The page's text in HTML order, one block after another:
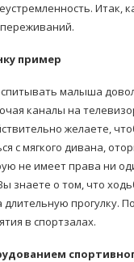
Итак,
пример
малыша
каналы на
желаете,
с мягкого дивана,
не имеет права ни
знаете о том, что
длительную прогулку.
в спортзалах.
Лікарі